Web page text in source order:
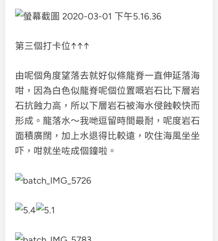
第三個打卡位↑↑↑
由呢個角度望落去就好似條龍脊一直伸延落海
咁，因為白色似龍脊呢個位置嘅岩石比下層岩
石抗蝕力高，所以下層岩石被海水侵蝕較快而
形成。龍落水～我哋逗留時間最耐，呢度岩石
面積廣闊，加上水退得比較遠，吹住海風坐坐
吓，咁就坐咗成個鐘啦。